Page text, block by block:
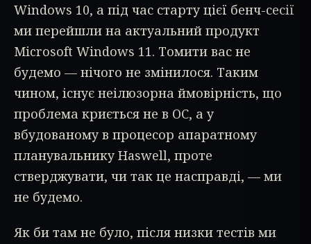
Windows 10, а під час старту цієї бенч-сесії
ми перейшли на актуальний продукт
Microsoft Windows 11. Томити вас не
будемо — нічого не змінилося. Таким
чином, існує неілюзорна ймовірність, що
проблема криється не в ОС, а у
вбудованому в процесор апаратному
планувальнику Haswell, проте
стверджувати, чи так це насправді, — ми
не будемо.
Як би там не було, після низки тестів ми